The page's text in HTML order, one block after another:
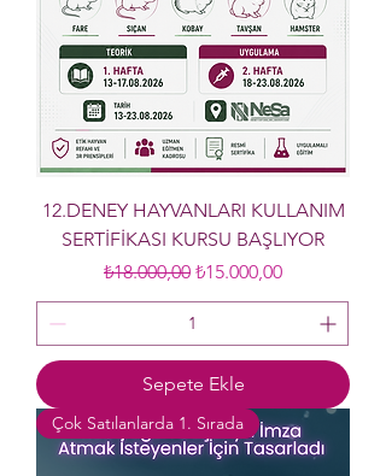
12.DENEY HAYVANLARI KULLANIM
SERTİFİKASI KURSU BAŞLIYOR
Normal Fiyat
₺18.000,00 İndirimli Fiyat
₺15.000,00
Sepete Ekle
Çok Satılanlarda 1. Sırada